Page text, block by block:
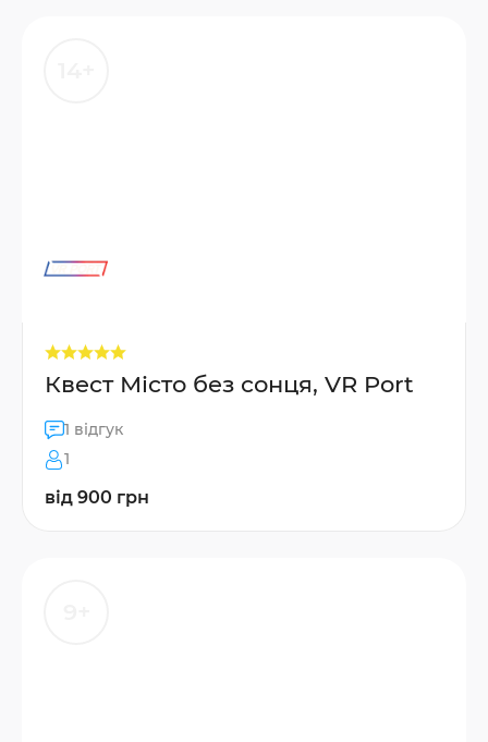
Квест Місто без сонця, VR Port
1 відгук
1
від 900 грн